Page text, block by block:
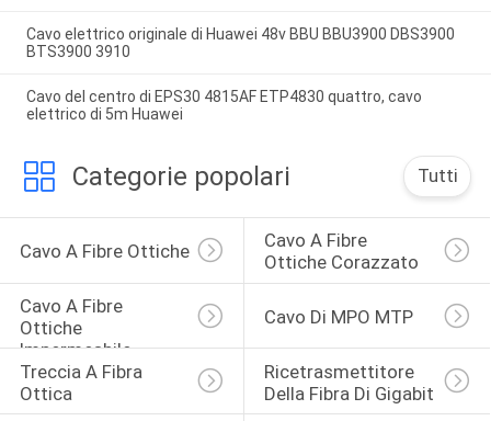
Cavo elettrico originale di Huawei 48v BBU BBU3900 DBS3900
BTS3900 3910
Cavo del centro di EPS30 4815AF ETP4830 quattro, cavo
elettrico di 5m Huawei
Categorie popolari Tutti
Cavo A Fibre Ottiche
Cavo A Fibre
Ottiche Corazzato
Cavo A Fibre
Ottiche
Impermeabile
Cavo Di MPO MTP
Treccia A Fibra
Ottica
Ricetrasmettitore
Della Fibra Di Gigabit